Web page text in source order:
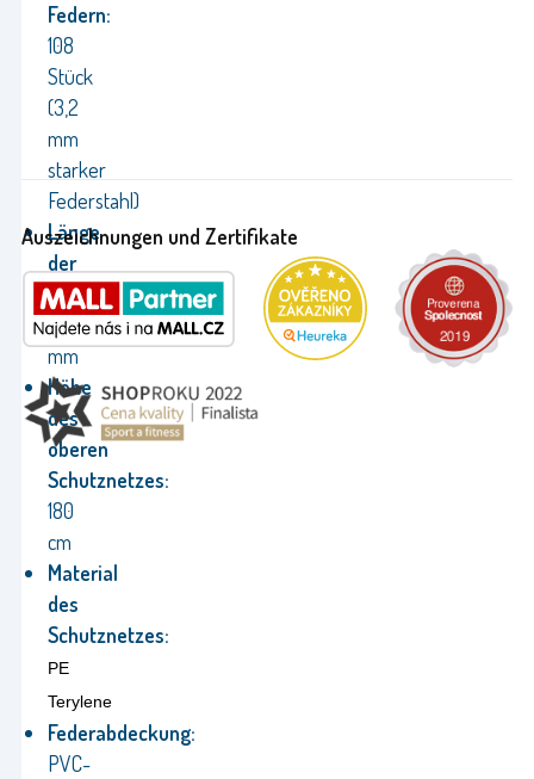
Federn:
108
Stück
(3,2
mm
starker
Federstahl)
Länge
der
Federn:
178
mm
Höhe
des
oberen
Schutznetzes:
180
cm
Material
des
Schutznetzes:
PE
Terylene
Federabdeckung:
PVC-
Auszeichnungen und Zertifikate